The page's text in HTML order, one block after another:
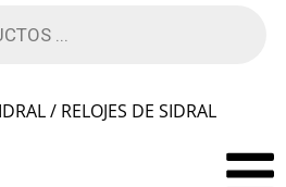
/ RELOJES DE SIDRAL